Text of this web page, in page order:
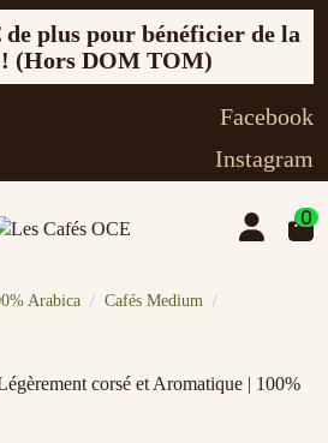
de plus pour bénéficier de la
(Hors DOM TOM)
Facebook
Instagram
0
Arabica
Cafés Medium